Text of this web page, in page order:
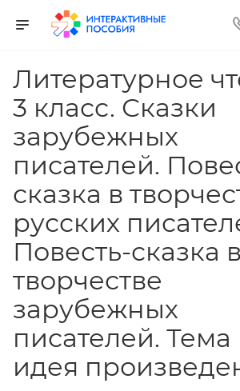
Литературное
3 класс. Сказки
зарубежных
писателей.
сказка в
русских
Повесть-сказка в
творчестве
зарубежных
писателей. Тема
идея